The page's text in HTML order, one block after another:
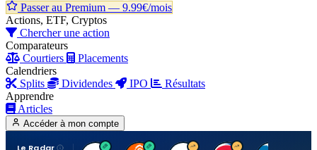
Passer au Premium — 9.99€/mois
Actions, ETF, Cryptos
Chercher une action
Comparateurs
Courtiers
Placements
Calendriers
Splits
Dividendes IPO
Résultats
Apprendre
Articles
Accéder à mon compte